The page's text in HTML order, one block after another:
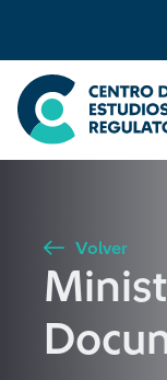
Seleccione país
Buscar
Volver